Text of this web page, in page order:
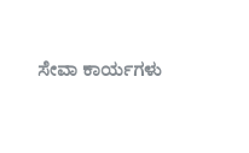
ಸೇವಾ ಕಾರ್ಯಗಳು